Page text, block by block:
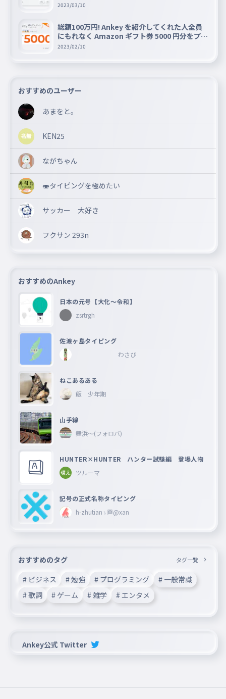
2023/03/10
総額100万円! Ankey を紹介してくれた人全員
にもれなく Amazon ギフト券 5000 円分をプレ
ゼントキャンペーン!!
2023/02/10
おすすめのユーザー
あまをと。
KEN25
ながちゃん
🍣タイピングを極めたい
サッカー 大好き
フクサン 293n
おすすめのAnkey
日本の元号【大化〜令和】
zsrtrgh
佐渡ヶ島タイピング
わさび
ねこあるある
飯 少年期
山手線
舞浜〜(フォロバ)
HUNTER×HUNTER ハンター試験編 登場人物
ツルーマ
記号の正式名称タイピング
h-zhutian♄🏁@xan
おすすめのタグ タグ一覧
# ビジネス # 勉強 # プログラミング
# 一般常識
# 歌詞
# ゲーム # 雑学 # エンタメ
Ankey公式 Twitter